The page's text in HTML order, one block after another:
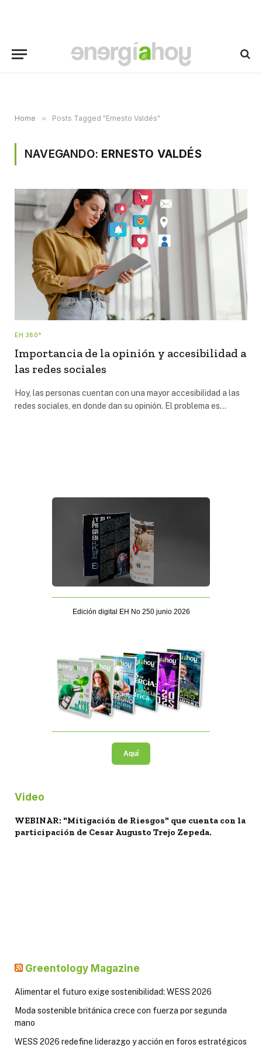
Home » Posts Tagged "Ernesto Valdés"
NAVEGANDO: ERNESTO VALDÉS
EH 360°
Importancia de la opinión y accesibilidad a
las redes sociales
Hoy, las personas cuentan con una mayor accesibilidad a las
redes sociales, en donde dan su opinión. El problema es…
Edición digital EH No 250 junio 2026
Aquí
Video
WEBINAR: "Mitigación de Riesgos" que cuenta con la
participación de Cesar Augusto Trejo Zepeda.
Greentology Magazine
Alimentar el futuro exige sostenibilidad: WESS 2026
Moda sostenible británica crece con fuerza por segunda
mano
WESS 2026 redefine liderazgo y acción en foros estratégicos